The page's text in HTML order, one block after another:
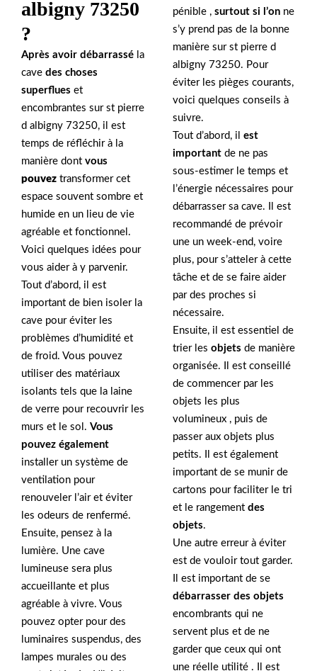
albigny 73250
?
Après avoir débarrassé la
cave des choses
superflues et
encombrantes sur st pierre
d albigny 73250, il est
temps de réfléchir à la
manière dont vous
pouvez transformer cet
espace souvent sombre et
humide en un lieu de vie
agréable et fonctionnel.
Voici quelques idées pour
vous aider à y parvenir.
Tout d’abord, il est
important de bien isoler la
cave pour éviter les
problèmes d’humidité et
de froid. Vous pouvez
utiliser des matériaux
isolants tels que la laine
de verre pour recouvrir les
murs et le sol. Vous
pouvez également
installer un système de
ventilation pour
renouveler l’air et éviter
les odeurs de renfermé.
Ensuite, pensez à la
lumière. Une cave
lumineuse sera plus
accueillante et plus
agréable à vivre. Vous
pouvez opter pour des
luminaires suspendus, des
lampes murales ou des
pénible , surtout si l’on ne
s’y prend pas de la bonne
manière sur st pierre d
albigny 73250. Pour
éviter les pièges courants,
voici quelques conseils à
suivre.
Tout d’abord, il est
important de ne pas
sous-estimer le temps et
l’énergie nécessaires pour
débarrasser sa cave. Il est
recommandé de prévoir
une un week-end, voire
plus, pour s’atteler à cette
tâche et de se faire aider
par des proches si
nécessaire.
Ensuite, il est essentiel de
trier les objets de manière
organisée. Il est conseillé
de commencer par les
objets les plus
volumineux , puis de
passer aux objets plus
petits. Il est également
important de se munir de
cartons pour faciliter le tri
et le rangement des
objets.
Une autre erreur à éviter
est de vouloir tout garder.
Il est important de se
débarrasser des objets
encombrants qui ne
servent plus et de ne
garder que ceux qui ont
une réelle utilité . Il est